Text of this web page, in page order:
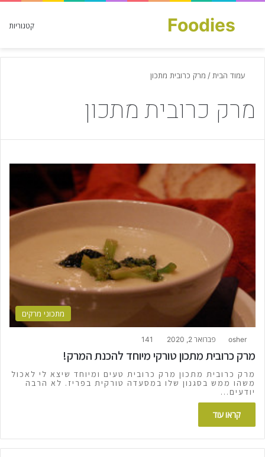
קטגוריות Foodies
חפש עבור
עמוד הבית / מרק כרובית מתכון
מרק כרובית מתכון
מתכוני מרקים
osher פברואר 2, 2020 141
מרק כרובית מתכון טורקי מיוחד להכנת המרק!
מרק כרובית מתכון מרק כרובית טעים ומיוחד שיצא לי לאכול
משהו ממש בסגנון שלו במסעדה טורקית בפריז. לא הרבה
יודעים…
קראו עוד